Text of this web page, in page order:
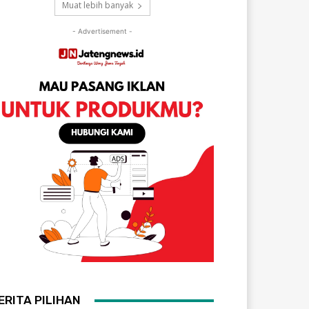
Muat lebih banyak
- Advertisement -
PILIHAN